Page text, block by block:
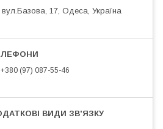
вул.Базова, 17, Одеса, Україна
+380 (97) 087-55-46